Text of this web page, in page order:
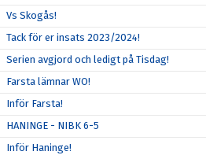
Vs Skogås!
Tack för er insats 2023/2024!
Serien avgjord och ledigt på Tisdag!
Farsta lämnar WO!
Inför Farsta!
HANINGE - NIBK 6-5
Inför Haninge!